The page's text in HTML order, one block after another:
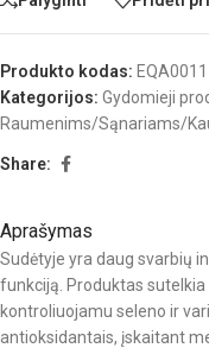
Produkto kodas: EQA0011
Kategorijos: Gydomieji
Raumenims/Sąnariams/
Share:
Aprašymas
Sudėtyje yra daug svarbių
funkciją. Produktas
kontroliuojamu seleno ir
antioksidantais, įskaitant